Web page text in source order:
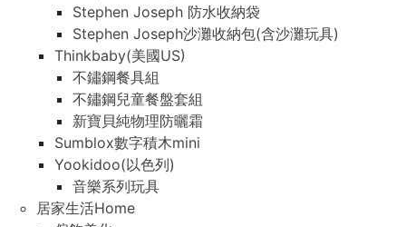
Stephen Joseph 防水收納袋
Stephen Joseph沙灘收納包(含沙灘玩具)
Thinkbaby(美國US)
不鏽鋼餐具組
不鏽鋼兒童餐盤套組
新寶貝純物理防曬霜
Sumblox數字積木mini
Yookidoo(以色列)
音樂系列玩具
居家生活Home